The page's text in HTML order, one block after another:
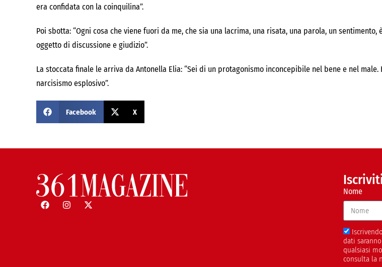
era confidata con la coinquilina”.
Poi sbotta: “Ogni cosa che viene fuori da me, che sia una lacrima, una risata, una parola, un sentimento,
oggetto di discussione e giudizio”.
La stoccata finale le arriva da Antonella Elia: “Sei di un protagonismo inconcepibile nel bene e nel male.
narcisismo esplosivo”.
Facebook X
Nome
dati
qualsiasi
consulta la